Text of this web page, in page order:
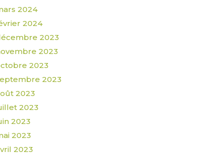
2024
2024
2023
2023
2023
2023
2023
2023
2023
2023
2023